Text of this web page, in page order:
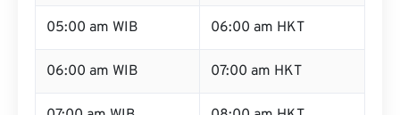
05:00 am WIB 06:00 am HKT
06:00 am WIB 07:00 am HKT